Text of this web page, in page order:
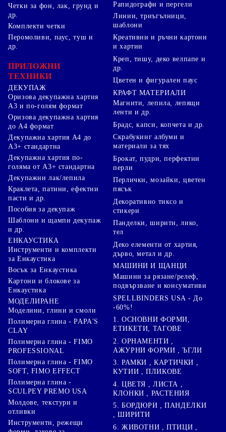
Четки за фон, лак, грунд и
др.
Комплекти четки
Рапидографи и пергели
Линии, триъгълници,
шаблони
Перомоливи, паус, туш и
др.
ПРИЛОЖНИ
ТЕХНИКИ
ДЕКУПАЖ
Оризова декупажна хартия
А3 и по-голям формат
Оризова декупажна хартия
до А4 формат
Декупажна хартия А4 до
А3+ стандартна
Декупажна хартия по-
голяма от А3+ стандартна
Декупажни лак/лепила
Краклета, патини, ефектни
пасти и др.
Пособия за декупаж
Шаблони и щампи декупаж
и др.
ЕНКАУСТИКА
Инструменти и комплекти
за Енкаустика
Восък за Енкаустика
Картони и блокове за
Енкаустика
МОДЕЛИРАНЕ
Моделини, глини и смоли
Полимерна глина - PAPA'S
CLAY
Полимерна глина - FIMO
PROFESSIONAL
Полимерна глина - FIMO
SOFT, FIMO EFFECT
Полимерна глина -
SCULPEY PREMO USA
Молдове, текстури и
отливки
Инструменти, режещи
Креативни и ръчни картони
и хартии
Креп, тишу, деко велпапе и
др.
Цветен и фигурален паус
КРАФТ МАТЕРИАЛИ
Магнити, лепила, лепящи
ленти и др.
Брадс, капси, копчета и др.
Скрабукинг албуми и
материали за тях
Брокат, пудри, перфектни
перли
Перлички, мозайки, цветен
пясък
Декоративно тиксо и
стикери
Панделки, ширити, лико,
тел
Деко елементи от хартия,
дърво, метал и др.
МАШИНИ И ЩАНЦИ
Машини за рязане/релеф,
подвързване и консумативи
SPELLBINDERS USA - До
-60%!
1. ОСНОВНИ ФОРМИ,
ЕТИКЕТИ, ТАГОВЕ
2. ОРНАМЕНТИ ,
АЖУРНИ ФОРМИ , ЪГЛИ
3. РАМКИ , КАРТИЧКИ ,
КУТИИ , ПЛИКОВЕ
4. ЦВЕТЯ , ЛИСТА ,
КЛОНКИ , РАСТЕНИЯ
5. БОРДЮРИ , ПАНДЕЛКИ
, ШИРИТИ
6. ЖИВОТНИ , ПТИЦИ ,